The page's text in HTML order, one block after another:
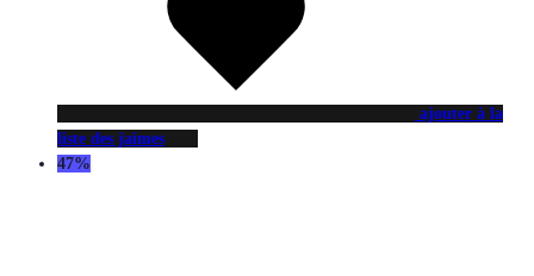
ajouter à la
liste des jaimes
47%